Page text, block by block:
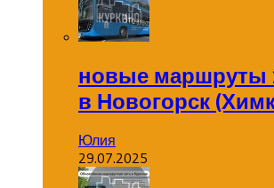
новые маршруты
в Новогорск
Юлия
29.07.2025